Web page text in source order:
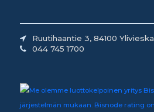
Ruutihaantie 3, 84100 Ylivieska
044 745 1700